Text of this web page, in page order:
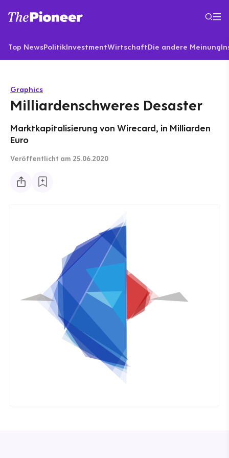
Top NewsPolitikInvestmentWirtschaftDie andere Meinung
Graphics
Milliardenschweres Desaster
Marktkapitalisierung von Wirecard, in Milliarden
Euro
Veröffentlicht am 25.06.2020